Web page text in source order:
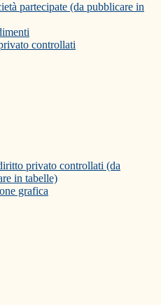
partecipate (da pubblicare in
controllati
privato controllati (da
in tabelle)
grafica